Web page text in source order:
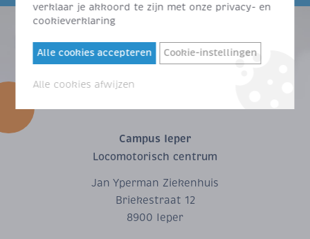
Campus Ieper
Locomotorisch centrum
Jan Yperman Ziekenhuis
Briekestraat 12
8900 Ieper
verklaar je akkoord te zijn met onze privacy- en
cookieverklaring
Alle cookies accepteren Cookie-instellingen
Alle cookies afwijzen